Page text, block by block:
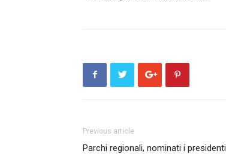
Previous article
Parchi regionali, nominati i presidenti